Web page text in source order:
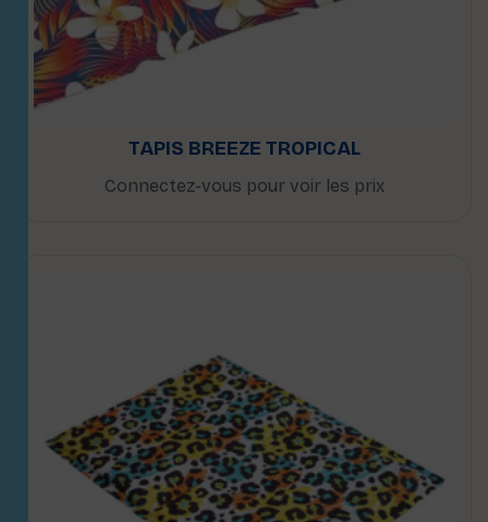
TAPIS BREEZE TROPICAL
Connectez-vous pour voir les prix